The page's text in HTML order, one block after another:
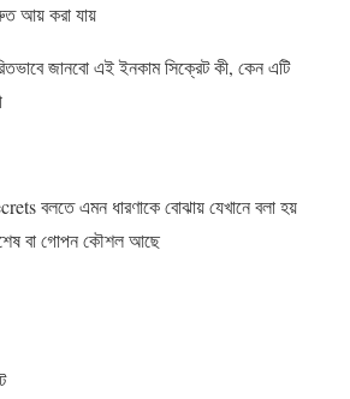
আয় করা যায়
জানবো এই ইনকাম সিক্রেট কী, কেন এটি
বলতে এমন ধারণাকে বোঝায় যেখানে বলা হয়
বা গোপন কৌশল আছে